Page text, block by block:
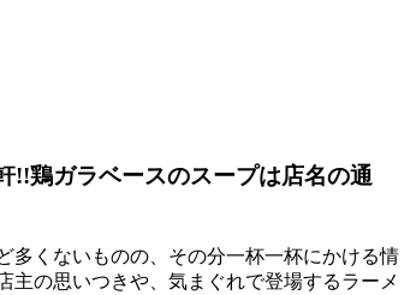
鶏ガラベースのスープは店名の通
多くないものの、その分一杯一杯にかける情
の思いつきや、気まぐれで登場するラーメ